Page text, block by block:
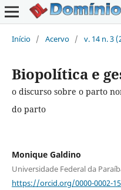
Início / Acervo / v. 14 n. 3
Biopolítica e
o discurso sobre o parto
do parto
Monique Galdino
Universidade Federal da
https://orcid.org/0000-0002-